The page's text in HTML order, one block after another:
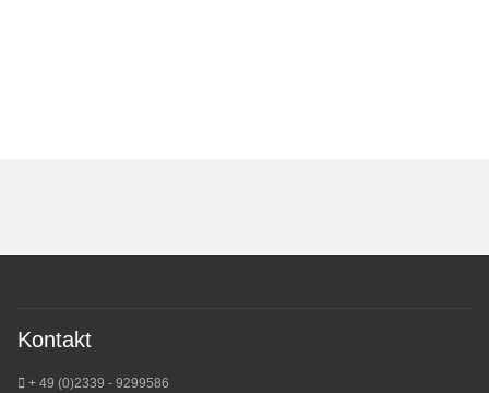
Kontakt
+ 49 (0)2339 - 9299586